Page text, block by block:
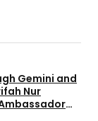
Gemini and
Nur